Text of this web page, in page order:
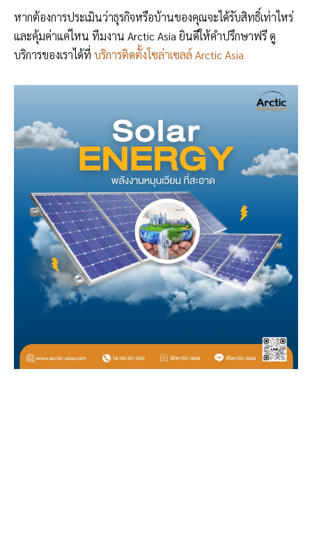
หากต้องการประเมินว่าธุรกิจหรือบ้านของคุณจะได้รับสิทธิ์เท่าไหร่
และคุ้มค่าแค่ไหน ทีมงาน Arctic Asia ยินดีให้คำปรึกษาฟรี ดู
บริการของเราได้ที่ บริการติดตั้งโซล่าเซลล์ Arctic Asia